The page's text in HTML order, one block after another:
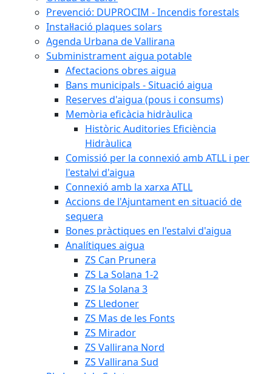
Prevenció: DUPROCIM - Incendis forestals
Instal·lació plaques solars
Agenda Urbana de Vallirana
Subministrament aigua potable
Afectacions obres aigua
Bans municipals - Situació aigua
Reserves d'aigua (pous i consums)
Memòria eficàcia hidràulica
Històric Auditories Eficiència
Hidràulica
Comissió per la connexió amb ATLL i per
l'estalvi d'aigua
Connexió amb la xarxa ATLL
Accions de l'Ajuntament en situació de
sequera
Bones pràctiques en l'estalvi d'aigua
Analítiques aigua
ZS Can Prunera
ZS La Solana 1-2
ZS la Solana 3
ZS Lledoner
ZS Mas de les Fonts
ZS Mirador
ZS Vallirana Nord
ZS Vallirana Sud